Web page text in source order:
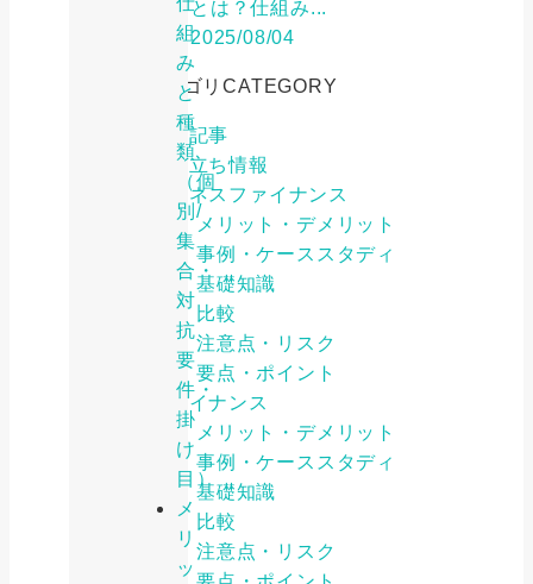
組
み
と
種
類
（個
別/
集
合・
対
抗
要
件・
掛
け
目）
メ
リ
ッ
とは？仕組み...
2025/08/04
カテゴリCATEGORY
特集記事
お役立ち情報
ビジネスファイナンス
メリット・デメリット
事例・ケーススタディ
基礎知識
比較
注意点・リスク
要点・ポイント
ファイナンス
メリット・デメリット
事例・ケーススタディ
基礎知識
比較
注意点・リスク